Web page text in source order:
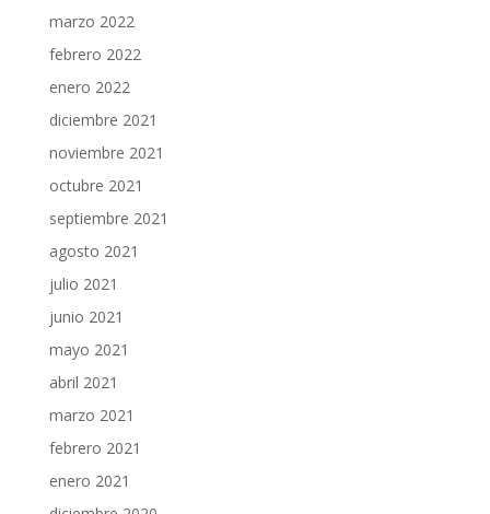
marzo 2022
febrero 2022
enero 2022
diciembre 2021
noviembre 2021
octubre 2021
septiembre 2021
agosto 2021
julio 2021
junio 2021
mayo 2021
abril 2021
marzo 2021
febrero 2021
enero 2021